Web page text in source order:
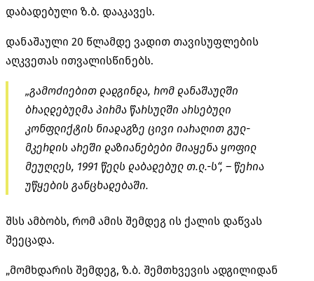
დაბადებული ზ.ბ. დააკავეს.
დანაშაული 20 წლამდე ვადით თავისუფლების
აღკვეთას ითვალისწინებს.
„გამოძიებით დადგინდა, რომ დანაშაულში
ბრალდებულმა პირმა წარსულში არსებული
კონფლიქტის ნიადაგზე ცივი იარაღით გულ-
მკერდის არეში დაზიანებები მიაყენა ყოფილ
მეუღლეს, 1991 წელს დაბადებულ თ.ლ.-ს“, – წერია
უწყების განცხადებაში.
შსს ამბობს, რომ ამის შემდეგ ის ქალის დაწვას
შეეცადა.
„მომხდარის შემდეგ, ზ.ბ. შემთხვევის ადგილიდან